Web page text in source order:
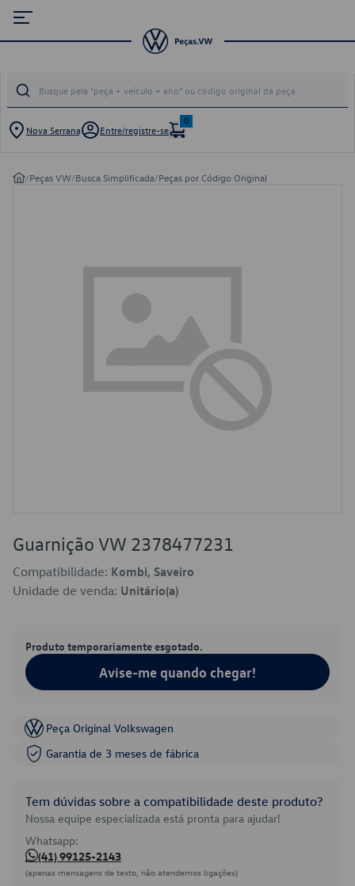
Nova Serrana Entre/registre-se
0
/Peças VW/Busca Simplificada/Peças por Código Original
Guarnição VW 2378477231
Compatibilidade: Kombi, Saveiro
Unidade de venda: Unitário(a)
Produto temporariamente esgotado.
Avise-me quando chegar!
Peça Original Volkswagen
Garantia de 3 meses de fábrica
Tem dúvidas sobre a compatibilidade deste produto?
Nossa equipe especializada está pronta para ajudar!
Whatsapp:
(41) 99125-2143
(apenas mensagens de texto, não atendemos ligações)